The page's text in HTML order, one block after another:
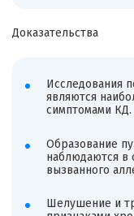
Доказательства
Исследования
являются
симптомами КД.
Образование
наблюдаются в
вызванного
Шелушение и